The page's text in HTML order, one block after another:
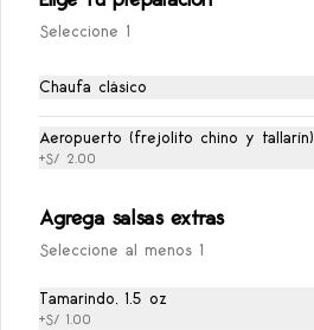
Seleccione 1
Chaufa clásico
Aeropuerto (frejolito chino y tallarín)
+S/ 2.00
Agrega salsas extras
Seleccione al menos 1
Tamarindo, 1.5 oz
+S/ 1.00